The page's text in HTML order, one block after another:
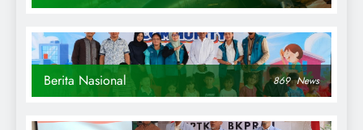
Berita Nasional 869 News